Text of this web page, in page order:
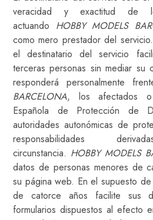
veracidad y exactitud de
actuando HOBBY MODELS
como mero prestador del
el destinatario del servicio
terceras personas sin mediar su
responderá personalmente
BARCELONA, los afectados o
Española de Protección de
autoridades autonómicas de
responsabilidades
circunstancia. HOBBY MODELS
datos de personas menores de
su página web. En el supuesto
de catorce años facilite sus
formularios dispuestos al efecto